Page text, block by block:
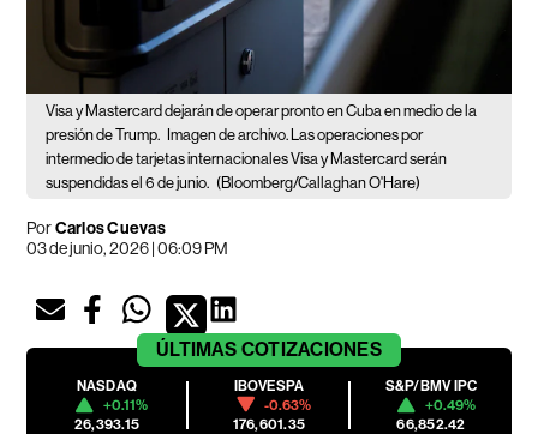
Visa y Mastercard dejarán de operar pronto en Cuba en medio de la
presión de Trump. Imagen de archivo. Las operaciones por
intermedio de tarjetas internacionales Visa y Mastercard serán
suspendidas el 6 de junio. (Bloomberg/Callaghan O'Hare)
PorCarlos Cuevas
03 de junio, 2026 | 06:09 PM
ÚLTIMAS COTIZACIONES
NASDAQ
+0.11%
26,393.15
IBOVESPA
-0.63%
176,601.35
S&P/BMV IPC
+0.49%
66,852.42